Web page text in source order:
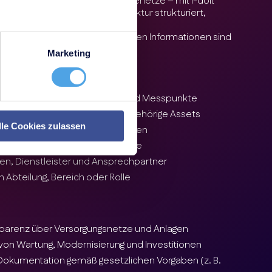
Marketing
Cookies zulassen
gesamte Versorgungsinfrastruktur strukturiert,
und wirtschaftlichen Informationen sind
jederzeit abrufbar.
Netzabschnitte, Leitungen und Messpunkte
technische Räume und zugehörige Assets
und Betreiberpflichten
Budgets und Energieflüsse
Dienstleister und Ansprechpartner
Abteilung, Bereich oder Rolle
über Versorgungsnetze und Anlagen
Wartung, Modernisierung und Investitionen
gemäß gesetzlichen Vorgaben (z. B.